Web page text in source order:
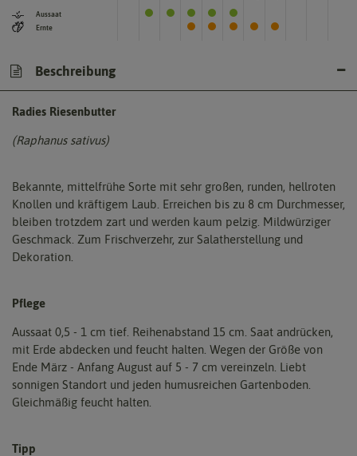
Aussaat
Ernte
Beschreibung
Radies Riesenbutter
(Raphanus sativus)
Bekannte, mittelfrühe Sorte mit sehr großen, runden, hellroten
Knollen und kräftigem Laub. Erreichen bis zu 8 cm Durchmesser,
bleiben trotzdem zart und werden kaum pelzig. Mildwürziger
Geschmack. Zum Frischverzehr, zur Salatherstellung und
Dekoration.
Pflege
Aussaat 0,5 - 1 cm tief. Reihenabstand 15 cm. Saat andrücken,
mit Erde abdecken und feucht halten. Wegen der Größe von
Ende März - Anfang August auf 5 - 7 cm vereinzeln. Liebt
sonnigen Standort und jeden humusreichen Gartenboden.
Gleichmäßig feucht halten.
Tipp